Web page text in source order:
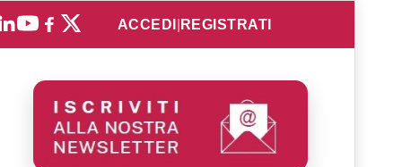
ACCEDI REGISTRATI